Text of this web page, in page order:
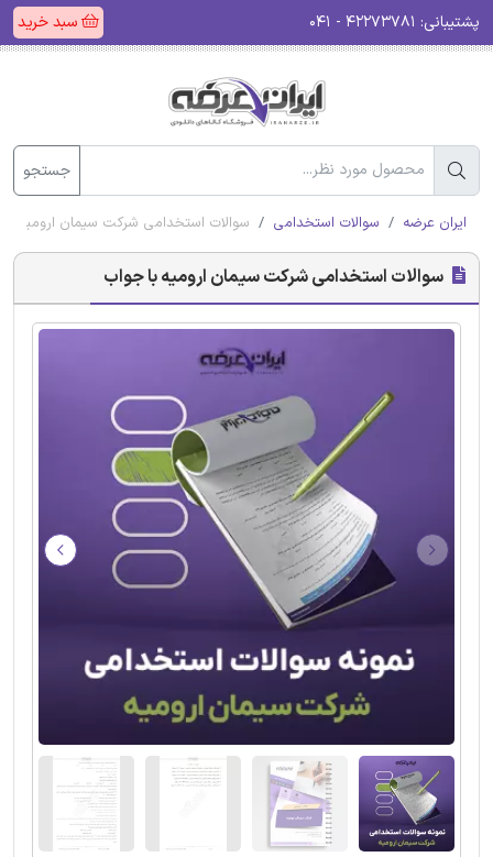
پشتیبانی: سبد خرید
جستجو
ایران عرضه سوالات استخدامی سوالات استخدامی شرکت سیمان ارومیه
سوالات استخدامی شرکت سیمان ارومیه با جواب